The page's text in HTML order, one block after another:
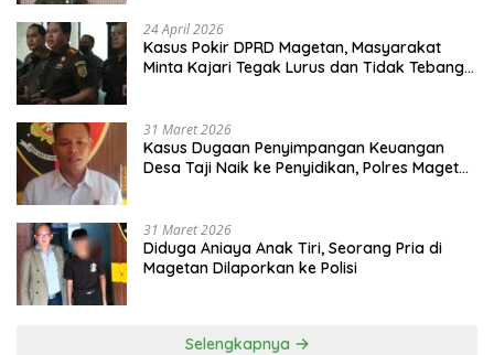
24 April 2026
Kasus Pokir DPRD Magetan, Masyarakat
Minta Kajari Tegak Lurus dan Tidak Tebang
31 Maret 2026
Kasus Dugaan Penyimpangan Keuangan
Desa Taji Naik ke Penyidikan, Polres Magetan
31 Maret 2026
Diduga Aniaya Anak Tiri, Seorang Pria di
Magetan Dilaporkan ke Polisi
Selengkapnya